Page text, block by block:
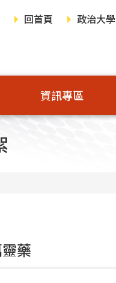
回首頁
政治大學
資訊專區
藥